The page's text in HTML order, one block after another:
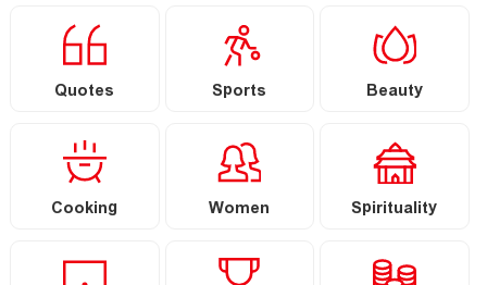
Quotes Sports Beauty
Cooking Women Spirituality